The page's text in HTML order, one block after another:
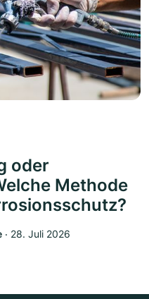
oder
Methode
‧ 28. Juli 2026